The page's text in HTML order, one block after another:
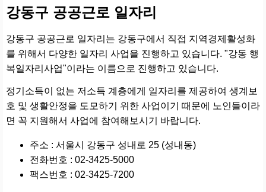
강동구 공공근로 일자리
강동구 공공근로 일자리는 강동구에서 직접 지역경제활성화
를 위해서 다양한 일자리 사업을 진행하고 있습니다. "강동 행
복일자리사업"이라는 이름으로 진행하고 있습니다.
정기소득이 없는 저소득 계층에게 일자리를 제공하여 생계보
호 및 생활안정을 도모하기 위한 사업이기 때문에 노인들이라
면 꼭 지원해서 사업에 참여해보시기 바랍니다.
주소 : 서울시 강동구 성내로 25 (성내동)
전화번호 : 02-3425-5000
팩스번호 : 02-3425-7200